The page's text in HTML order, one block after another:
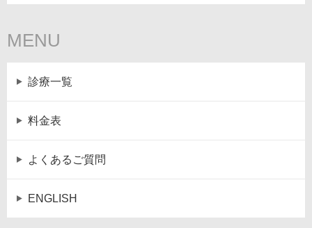
MENU
診療一覧
料金表
よくあるご質問
ENGLISH